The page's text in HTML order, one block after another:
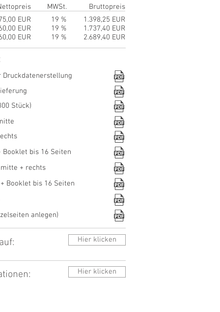
MWSt.
Bruttopreis
EUR
EUR
EUR
19 %
19 %
19 %
1.398,25 EUR
1.737,40 EUR
2.689,40 EUR
Stück)
Booklet bis 16 Seiten
mitte + rechts
Booklet bis 16 Seiten
anlegen)
Hier klicken
Hier klicken